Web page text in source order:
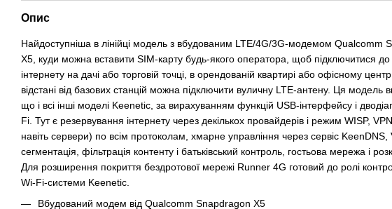
Опис
Найдоступніша в лінійці модель з вбудованим LTE/4G/3G-модемом Qualcomm
X5, куди можна вставити SIM-карту будь-якого оператора, щоб підключитися до
інтернету на дачі або торговій точці, в орендованій квартирі або офісному
відстані від базових станцій можна підключити вуличну LTE-антену. Ця модель
що і всі інші моделі Keenetic, за вирахуванням функцій USB-інтерфейсу і
Fi. Тут є резервування інтернету через декількох провайдерів і режим WISP,
навіть сервери) по всім протоколам, хмарне управління через сервіс KeenDNS,
сегментація, фільтрація контенту і батьківський контроль, гостьова мережа і
Для розширення покриття бездротової мережі Runner 4G готовий до ролі
Wi-Fi-системи Keenetic.
Вбудований модем від Qualcomm Snapdragon X5